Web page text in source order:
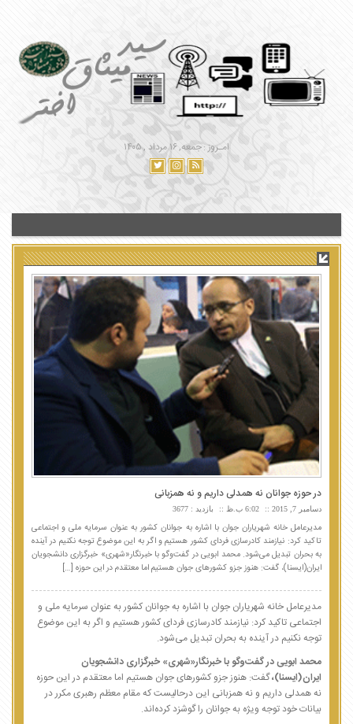
امـروز : جمعه, ۱۶ مرداد , ۱۴۰۵
در حوزه جوانان نه همدلی داریم و نه همزبانی
دسامبر 7, 2015 6:02 ب.ظ بازدید : 3677
مدیرعامل خانه شهریاران جوان با اشاره به جوانان کشور به عنوان سرمایه ملی و اجتماعی
تاکید کرد: نیازمند کادرسازی فردای کشور هستیم و اگر به این موضوع توجه نکنیم در آینده
به بحران تبدیل می‌شود. محمد ابویی در گفت‌وگو با خبرنگار«شهری» خبرگزاری دانشجویان
ایران(ایسنا)، گفت: هنوز جزو کشورهای جوان هستیم اما معتقدم در این حوزه […]
مدیرعامل خانه شهریاران جوان با اشاره به جوانان کشور به عنوان سرمایه ملی و
اجتماعی تاکید کرد: نیازمند کادرسازی فردای کشور هستیم و اگر به این موضوع
توجه نکنیم در آینده به بحران تبدیل می‌شود.
محمد ابویی در گفت‌وگو با خبرنگار«شهری» خبرگزاری دانشجویان
ایران(ایسنا)،گفت: هنوز جزو کشورهای جوان هستیم اما معتقدم در این حوزه
نه همدلی داریم و نه همزبانی این درحالیست که مقام معظم رهبری مکرر در
بیانات خود توجه ویژه به جوانان را گوشزد کرده‌اند.